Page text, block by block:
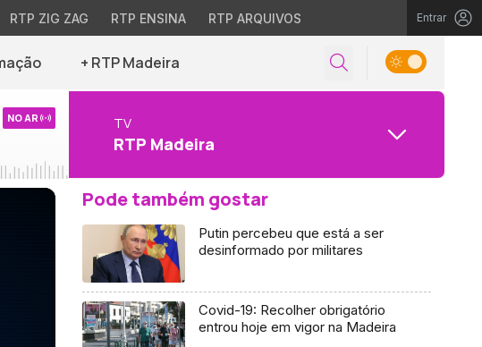
RTP ZIG ZAG RTP ENSINA RTP ARQUIVOS Entrar
+ RTP Madeira
NO AR TV
RTP Madeira
Pode também gostar
Putin percebeu que está a ser
desinformado por militares
Covid-19: Recolher obrigatório
entrou hoje em vigor na Madeira